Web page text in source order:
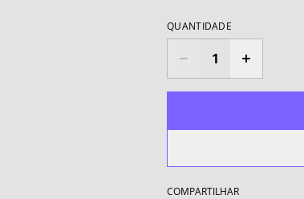
QUANTIDADE
COMPARTILHAR